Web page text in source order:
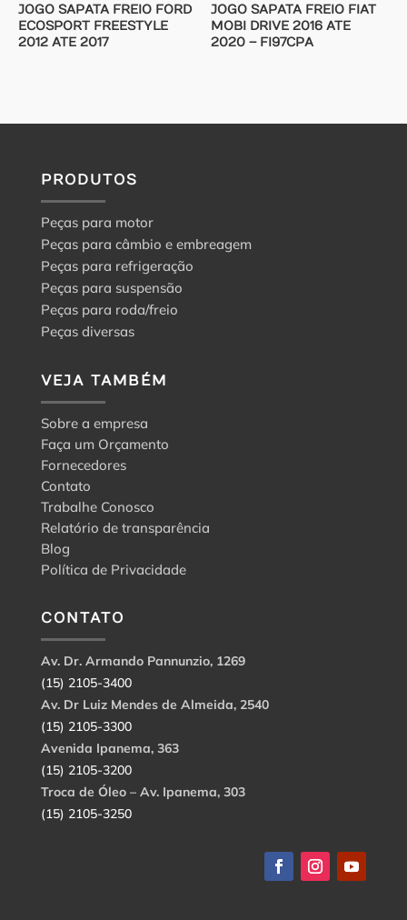
JOGO SAPATA FREIO FORD
ECOSPORT FREESTYLE
2012 ATE 2017
JOGO SAPATA FREIO FIAT
MOBI DRIVE 2016 ATE
2020 – FI97CPA
PRODUTOS
Peças para motor
Peças para câmbio e embreagem
Peças para refrigeração
Peças para suspensão
Peças para roda/freio
Peças diversas
VEJA TAMBÉM
Sobre a empresa
Faça um Orçamento
Fornecedores
Contato
Trabalhe Conosco
Relatório de transparência
Blog
Política de Privacidade
CONTATO
Av. Dr. Armando Pannunzio, 1269
(15) 2105-3400
Av. Dr Luiz Mendes de Almeida, 2540
(15) 2105-3300
Avenida Ipanema, 363
(15) 2105-3200
Troca de Óleo – Av. Ipanema, 303
(15) 2105-3250